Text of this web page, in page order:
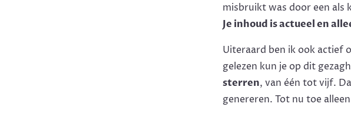
misbruikt was door een als
Je inhoud is actueel en
Uiteraard ben ik ook actief
gelezen kun je op dit
sterren, van één tot vijf.
genereren. Tot nu toe